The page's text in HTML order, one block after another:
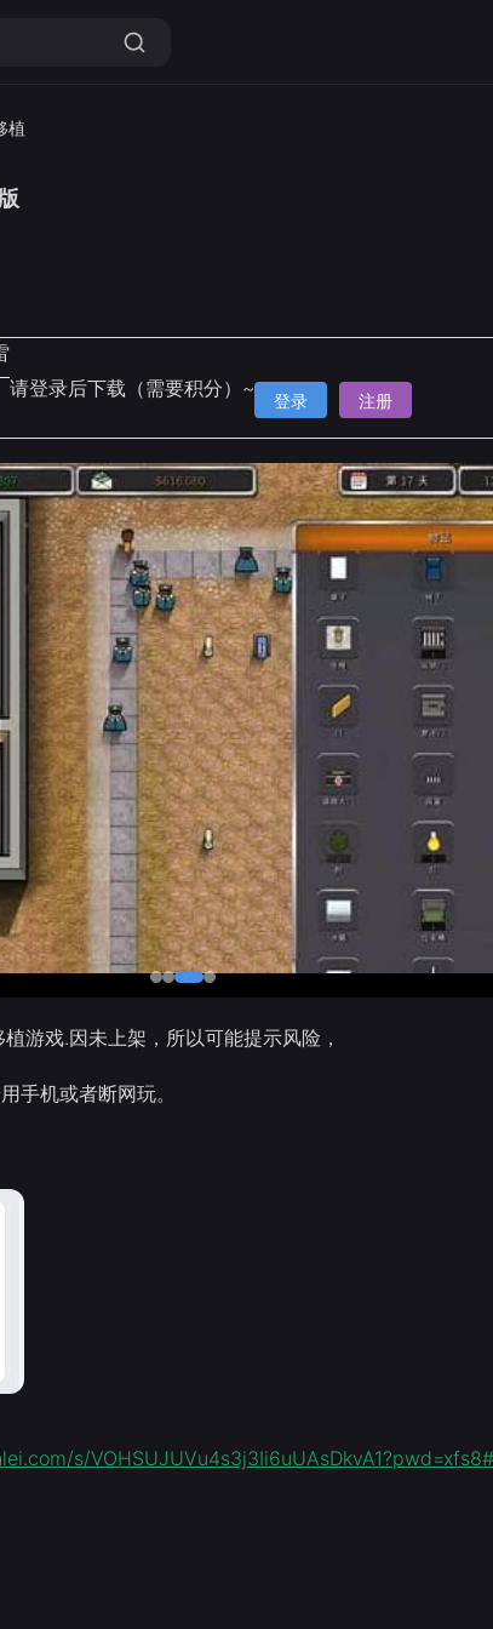
植
请登录后下载（需要积分）~
登录 注册
植游戏.因未上架，所以可能提示风险，
手机或者断网玩。
s/VOHSUJUVu4s3j3Ii6uUAsDkvA1?pwd=xfs8#